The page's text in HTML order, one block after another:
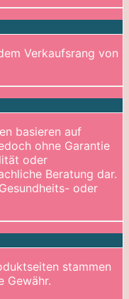
Verkaufsrang von
basieren auf
ohne Garantie
oder
Beratung dar.
oder
stammen
Gewähr.